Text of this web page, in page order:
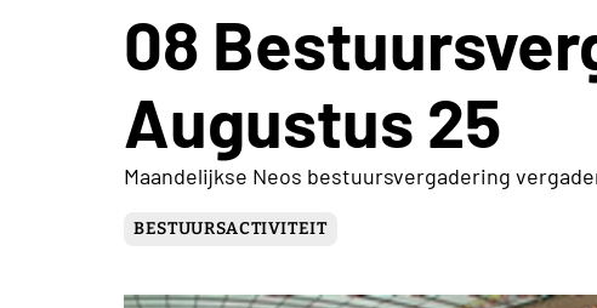
08
Augustus 25
Maandelijkse Neos bestuursvergadering
BESTUURSACTIVITEIT